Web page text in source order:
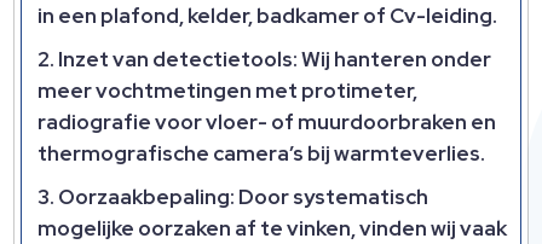
in een plafond, kelder, badkamer of Cv-leiding.
Inzet van detectietools:Wij hanteren onder
meer vochtmetingen met protimeter,
radiografie voor vloer- of muurdoorbraken en
thermografische camera’s bij warmteverlies.
Oorzaakbepaling: Door systematisch
mogelijke oorzaken af te vinken, vinden wij vaak